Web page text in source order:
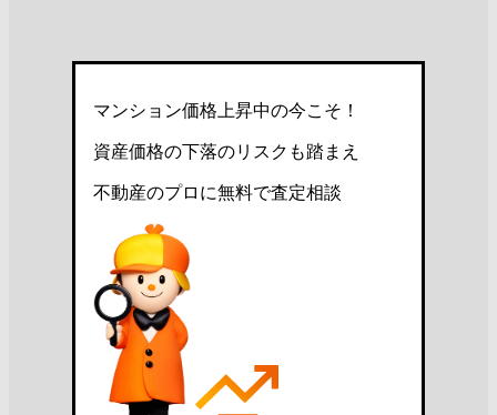
マンション価格上昇中の今こそ！
資産価格の下落のリスクも踏まえ
不動産のプロに無料で査定相談